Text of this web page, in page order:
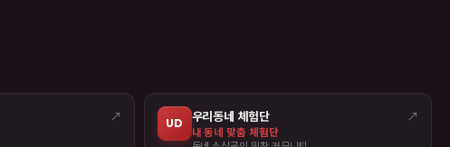
↗ UD 우리동네 체험단 ↗
내 동네 맞춤 체험단